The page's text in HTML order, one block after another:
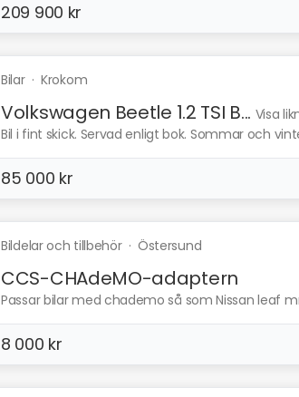
209 900 kr
Bilar· Krokom
Volkswagen Beetle 1.2 TSI B... Visa
Bil i fint skick. Servad enligt bok. Sommar och
85 000 kr
Bildelar och tillbehör· Östersund
CCS-CHAdeMO-adaptern
Passar bilar med chademo så som Nissan leaf
8 000 kr